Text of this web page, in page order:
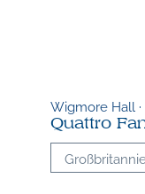
Wigmore Hall
Quattro